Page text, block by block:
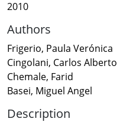
2010
Authors
Frigerio, Paula Verónica
Cingolani, Carlos Alberto
Chemale, Farid
Basei, Miguel Angel
Description